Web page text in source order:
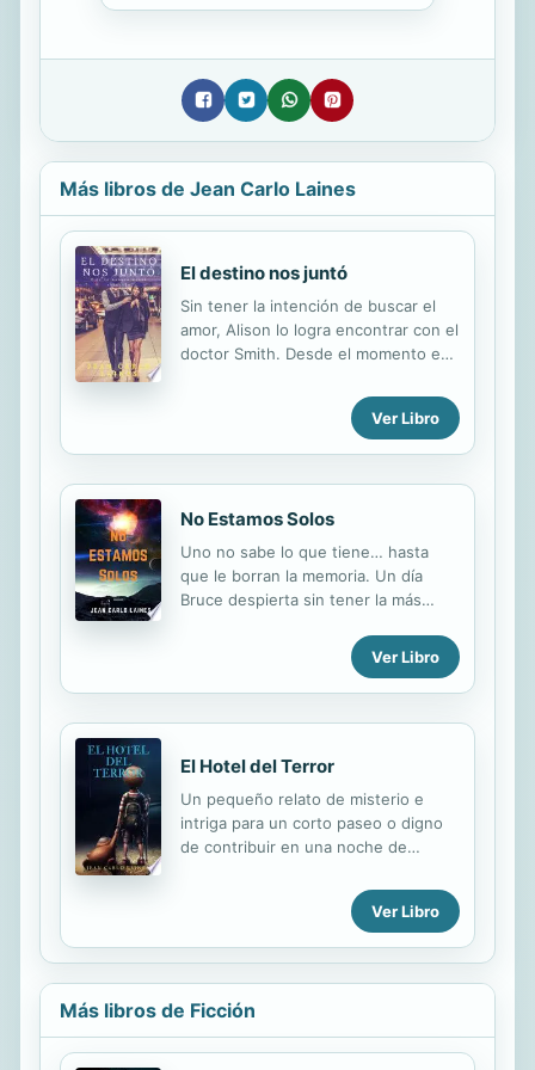
Más libros de Jean Carlo Laines
El destino nos juntó
Sin tener la intención de buscar el
amor, Alison lo logra encontrar con el
doctor Smith. Desde el momento en
en él y en las sensaciones que este
causaba en ella. Jeremy, al ser 8
escondidas, es amor o simple deseo.
Ver Libro
No Estamos Solos
Uno no sabe lo que tiene… hasta
que le borran la memoria. Un día
Bruce despierta sin tener la más
Durante los próximos días su misión
será descifrar qué, cómo, cuándo,
dónde y por qué le robaron sus
recuerdos. En todo su recorrido se
del pasado que le ayudarán a cumplir
su propósito, pero ¿qué tiene que
ver el gobierno en todo esto?
Facebook: goo.gl/autM0b Instagram:
goo.gl/iTVM5t Sitio web:
Ver Libro
El Hotel del Terror
Un pequeño relato de misterio e
intriga para un corto paseo o digno
de contribuir en una noche de
Ver Libro
Más libros de Ficción